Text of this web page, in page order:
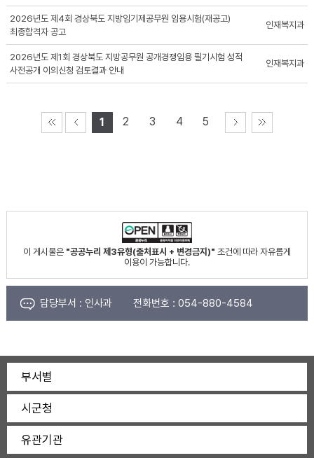
2026년도 제4회 경상북도 지방임기제공무원 임용시험(재공고)
최종합격자 공고
인재복지과
2026년도 제1회 경상북도 지방공무원 공개경쟁임용 필기시험 성적
사전공개 이의신청 검토결과 안내
인재복지과
1 2 3 4 5
이 게시물은 "공공누리 제3유형(출처표시 + 변경금지)" 조건에 따라 자유롭게
이용이 가능합니다.
담당부서 : 인사과 전화번호 : 054-880-4584
부서별
시군청
유관기관